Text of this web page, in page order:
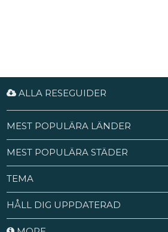
ALLA RESEGUIDER
MEST POPULÄRA LÄNDER
MEST POPULÄRA STÄDER
TEMA
HÅLL DIG UPPDATERAD